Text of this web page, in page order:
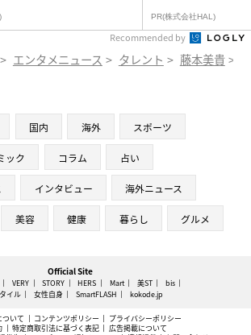
PR(株式会社HAL)
Recommended by
> エンタメニュース > タレント > 藤本美貴 >
国内 海外 スポーツ
ック コラム 占い
インタビュー 海外ニュース
美容 健康 暮らし グルメ
Official Site
VERY STORY HERS Mart 美ST
bis
イル
女性自身 SmartFLASH kokode.jp
ついて コンテンツポリシー
プライバシーポリシー
特定商取引法に基づく表記
広告掲載について